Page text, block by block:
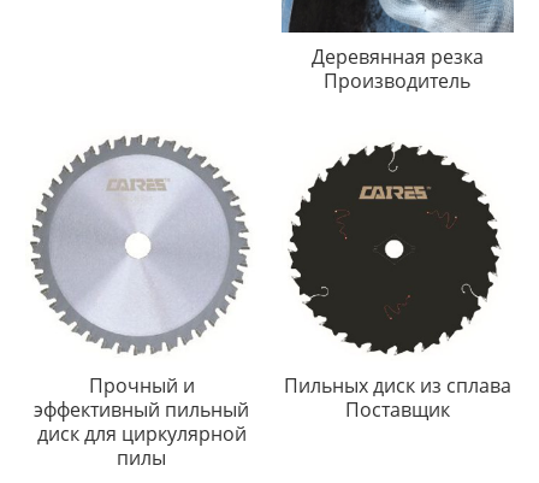
Деревянная резка
Производитель
Прочный и
эффективный пильный
диск для циркулярной
пилы
Пильных диск из сплава
Поставщик